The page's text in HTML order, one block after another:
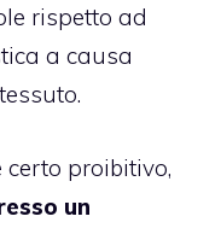
rispetto ad
a causa
certo proibitivo,
un